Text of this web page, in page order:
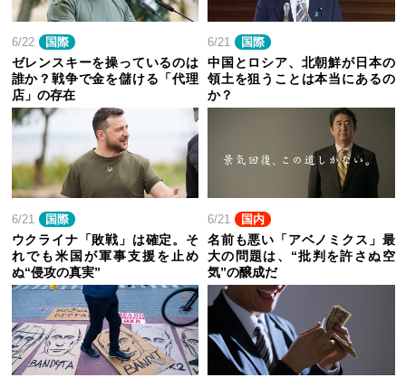
6/22 国際
ゼレンスキーを操っているのは
誰か？戦争で金を儲ける「代理
店」の存在
6/21 国際
中国とロシア、北朝鮮が日本の
領土を狙うことは本当にあるの
か？
6/21 国際
ウクライナ「敗戦」は確定。そ
れでも米国が軍事支援を止め
ぬ“侵攻の真実”
6/21 国内
名前も悪い「アベノミクス」最
大の問題は、“批判を許さぬ空
気”の醸成だ